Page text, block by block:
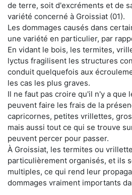
de terre, soit d'excréments et de
variété concerné à Groissiat (01).
Les dommages causés dans
une variété en particulier, par
En vidant le bois, les termites,
lyctus fragilisent les structures
conduit quelquefois aux
les cas les plus graves.
Il ne faut pas croire qu'il n'y a que
peuvent faire les frais de la
capricornes, petites vrillettes,
mais aussi tout ce qui se trouve
peuvent percer pour passer.
À Groissiat, les termites ou
particulièrement organisés, et ils
multiples, ce qui rend leur
dommages vraiment importants